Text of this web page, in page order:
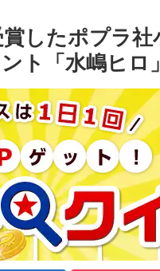
したポプラ社
ト「水嶋ヒロ